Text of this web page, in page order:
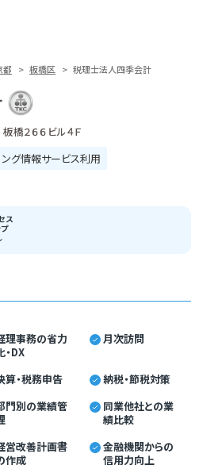
都 板橋区 税理士法人四季会計
橋２６６ビル４Ｆ
ング情報サービス利用
ス
理事務の省力
・DX
月次訪問
算・税務申告
納税・節税対策
門別の業績管
同業他社との業
績比較
営改善計画書
作成
金融機関からの
信用力向上